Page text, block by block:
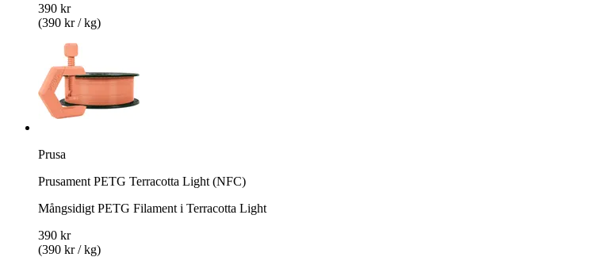
390 kr
(390 kr / kg)
Prusa
Prusament PETG Terracotta Light (NFC)
Mångsidigt PETG Filament i Terracotta Light
390 kr
(390 kr / kg)